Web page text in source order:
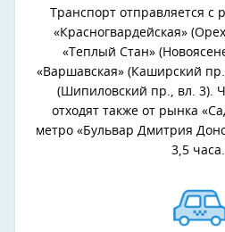
Транспорт отправляется с
«Красногвардейская»
«Теплый Стан»
«Варшавская» (Каширский
(Шипиловский пр., вл. 3).
отходят также от рынка
метро «Бульвар Дмитрия
3,5 часа.